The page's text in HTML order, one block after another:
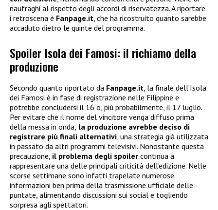
naufraghi al rispetto degli accordi di riservatezza. A riportare
i retroscena è Fanpage.it, che ha ricostruito quanto sarebbe
accaduto dietro le quinte del programma.
Spoiler Isola dei Famosi: il richiamo della
produzione
Secondo quanto riportato da Fanpage.it , la finale dell’Isola
dei Famosi è in fase di registrazione nelle Filippine e
potrebbe concludersi il 16 o, più probabilmente, il 17 luglio.
Per evitare che il nome del vincitore venga diffuso prima
della messa in onda, la produzione avrebbe deciso di
registrare più finali alternativi , una strategia già utilizzata
in passato da altri programmi televisivi. Nonostante questa
precauzione, il problema degli spoiler continua a
rappresentare una delle principali criticità dell’edizione. Nelle
scorse settimane sono infatti trapelate numerose
informazioni ben prima della trasmissione ufficiale delle
puntate, alimentando discussioni sui social e togliendo
sorpresa agli spettatori.